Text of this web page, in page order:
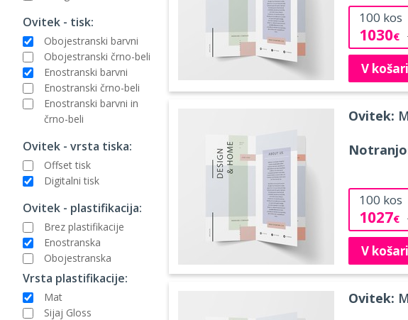
Ovitek - tisk:
Obojestranski barvni
Obojestranski črno-beli
Enostranski barvni
Enostranski črno-beli
Enostranski barvni in
črno-beli
Ovitek - vrsta tiska:
Offset tisk
Digitalni tisk
Ovitek - plastifikacija:
Brez plastifikacije
Enostranska
Obojestranska
Vrsta plastifikacije:
Mat
Sijaj Gloss
100 kos
1030€
V
Ovitek:
100 kos
1027€
V
Ovitek: